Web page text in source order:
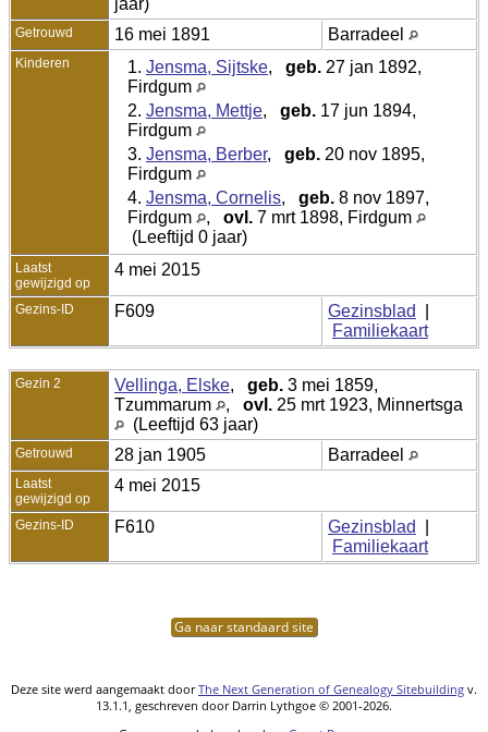
jaar)
Getrouwd 16 mei 1891 Barradeel
Kinderen 1. Jensma, Sijtske, geb. 27 jan 1892,
Firdgum
2. Jensma, Mettje, geb. 17 jun 1894,
Firdgum
3. Jensma, Berber, geb. 20 nov 1895,
Firdgum
4. Jensma, Cornelis, geb. 8 nov 1897,
Firdgum
, ovl. 7 mrt 1898, Firdgum
(Leeftijd 0 jaar)
Laatst
gewijzigd op
4 mei 2015
Gezins-ID F609 Gezinsblad
Familiekaart
Gezin 2 Vellinga, Elske, geb. 3 mei 1859,
Tzummarum
, ovl. 25 mrt 1923, Minnertsga
(Leeftijd 63 jaar)
Getrouwd 28 jan 1905 Barradeel
Laatst
gewijzigd op
4 mei 2015
Gezins-ID F610 Gezinsblad
Familiekaart
Ga naar standaard site
Deze site werd aangemaakt doorThe Next Generation of Genealogy Sitebuilding v.
13.1.1, geschreven door Darrin Lythgoe © 2001-2026.